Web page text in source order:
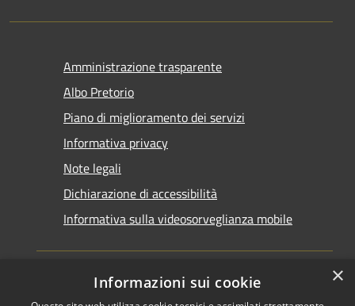
Amministrazione trasparente
Albo Pretorio
Piano di miglioramento dei servizi
Informativa privacy
Note legali
Dichiarazione di accessibilità
Informativa sulla videosorveglianza mobile
×
Informazioni sui cookie